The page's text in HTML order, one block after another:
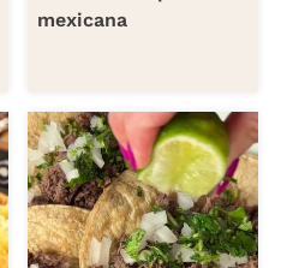
mexicana